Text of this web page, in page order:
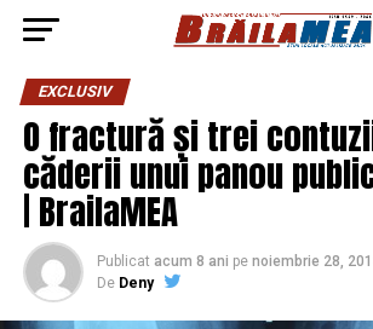
EXCLUSIV
O fractură și trei
căderii unui panou
| BrailaMEA
Publicat acum 8 ani pe noiembrie 28,
De Deny